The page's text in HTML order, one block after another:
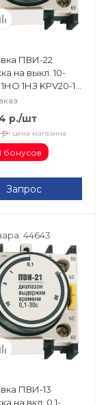
ПВИ-22
на выкл. 10-
1НЗ KPV20-11-
р./шт
р. цена магазина
бонусов
Запрос
44643
ПВИ-13
на вкл. 0,1-